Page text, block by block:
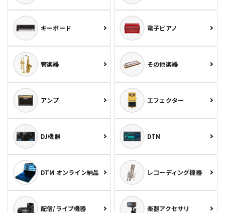
キーボード 電子ピアノ
管楽器 その他楽器
アンプ エフェクター
DJ機器 DTM
DTM オンライン納品 レコーディング機器
配信/ライブ機器 楽器アクセサリ